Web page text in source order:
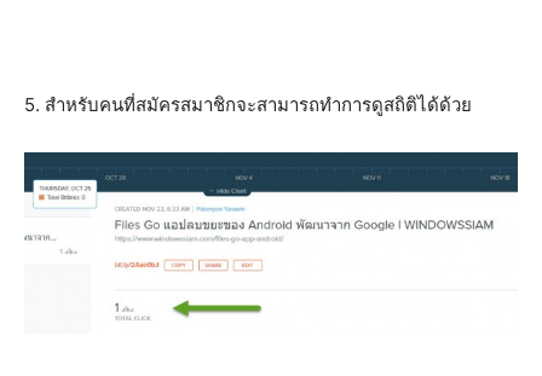
5. สำหรับคนที่สมัครสมาชิกจะสามารถทำการดูสถิติได้ด้วย